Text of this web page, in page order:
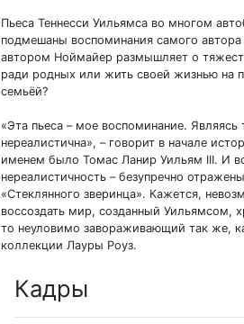
Пьеса Теннесси Уильямса во многом
подмешаны воспоминания самого
автором Ноймайер размышляет о
ради родных или жить своей жизнью на
семьёй?
«Эта пьеса – мое воспоминание. Являясь
нереалистична», – говорит в начале
именем было Томас Ланир Уильям III. И
нереалистичность – безупречно
«Стеклянного зверинца». Кажется,
воссоздать мир, созданный Уильямсом,
то неуловимо завораживающий так же,
коллекции Лауры Роуз.
Кадры